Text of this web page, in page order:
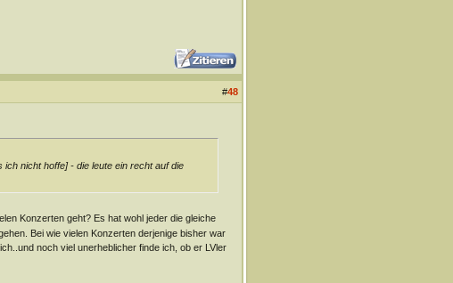
#48
nicht hoffe] - die leute ein recht auf die
Konzerten geht? Es hat wohl jeder die gleiche
Bei wie vielen Konzerten derjenige bisher war
noch viel unerheblicher finde ich, ob er LVler